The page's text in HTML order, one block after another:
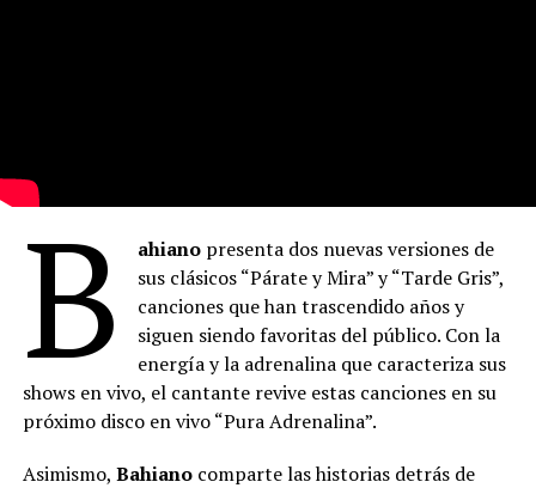
B ahiano presenta dos nuevas versiones de
sus clásicos “Párate y Mira” y “Tarde Gris”,
canciones que han trascendido años y
siguen siendo favoritas del público. Con la
energía y la adrenalina que caracteriza sus
shows en vivo, el cantante revive estas canciones en su
próximo disco en vivo “Pura Adrenalina”.
Asimismo, Bahianocomparte las historias detrás de